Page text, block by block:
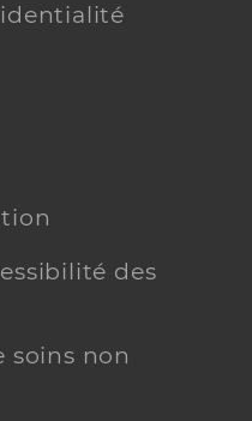
des
soins non